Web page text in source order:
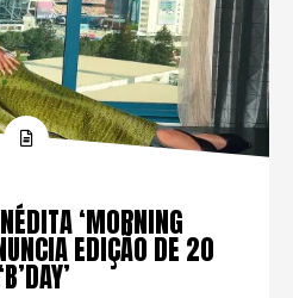
‘MORNING
EDIÇÃO DE 20